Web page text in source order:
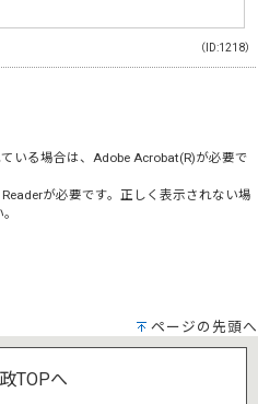
（ID:1218）
いる場合は、Adobe Acrobat(R)が必要で
が必要です。正しく表示されない場
ページの先頭へ
TOPへ